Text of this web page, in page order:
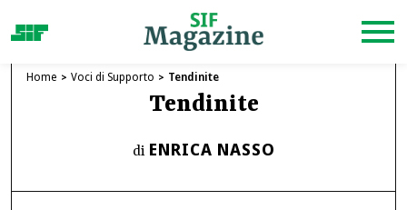
Home Voci di Supporto Tendinite
Tendinite
di ENRICA NASSO